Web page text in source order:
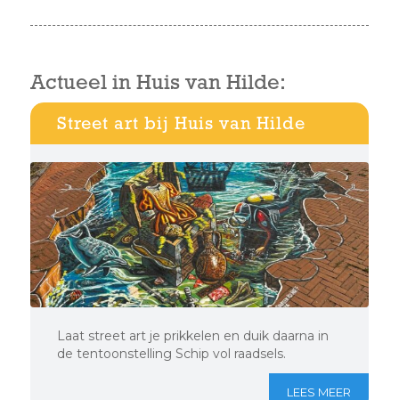
Actueel in Huis van Hilde:
Street art bij Huis van Hilde
Laat street art je prikkelen en duik daarna in
de tentoonstelling Schip vol raadsels.
LEES MEER